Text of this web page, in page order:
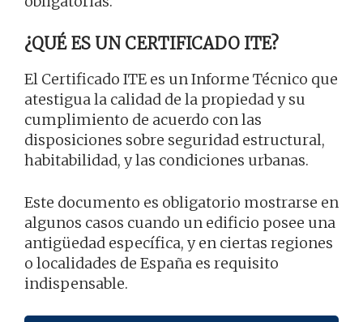
¿QUÉ ES UN CERTIFICADO ITE?
El Certificado ITE es un Informe Técnico que
atestigua la calidad de la propiedad y su
cumplimiento de acuerdo con las
disposiciones sobre seguridad estructural,
habitabilidad, y las condiciones urbanas.
Este documento es obligatorio mostrarse en
algunos casos cuando un edificio posee una
antigüedad específica, y en ciertas regiones
o localidades de España es requisito
indispensable.